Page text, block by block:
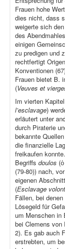
Frauen hohe
dies nicht, dass
weigerte sich
des
einigen
zu predigen und
rechtfertigt
Konventionen
Frauen bietet B.
(Veuves et
Im vierten
l’esclavage)
erläutert unter
durch Piraterie
bekannte
die finanzielle
freikaufen
Begriffs doulos
(79-80)) nach,
eigenen
(Esclavage
Fällen, bei
Lösegeld für
um Menschen in
bei Clemens von
2). Es gab auch
erstrebten, um